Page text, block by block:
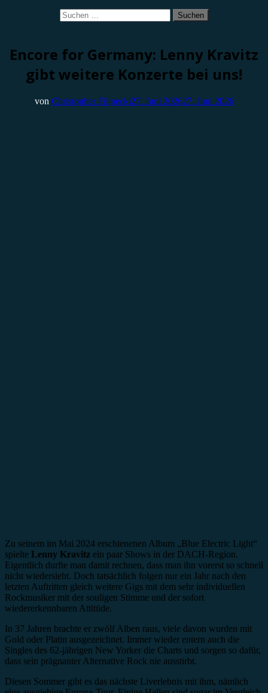
Suchen
nach:
Encore for Germany: Lenny Kravitz
gibt weitere Konzerte bei uns!
von Christopher Filipecki27. Juni 202627. Juni 2026
Zu seinem im Mai 2024 erschienenen Album „Blue Electric Light“
spielte Lenny Kravitz ein paar Shows in der DACH-Region.
Eigentlich durfte man damit rechnen, dass man ihn vorerst so schnell
nicht wiedersieht. Doch tatsächlich folgen nur ein Jahr nach den
letzten Auftritten gleich weitere Gigs mit dem sehr individuellen
Rockmusiker mit der souligen Stimme und der sofort
wiedererkennbaren Attitüde.
In 37 Jahren brachte er zwölf Alben raus, viele davon wurden mit
Gold oder Platin ausgezeichnet. Immer wieder entern auch die
Singles des 62-jährigen New Yorker die Charts und sorgen so dafür,
dass sein prägnanter Alternative Rock nie ausstirbt.
Diesen Sommer gibt es das nächste Liverlebnis mit ihm, nämlich